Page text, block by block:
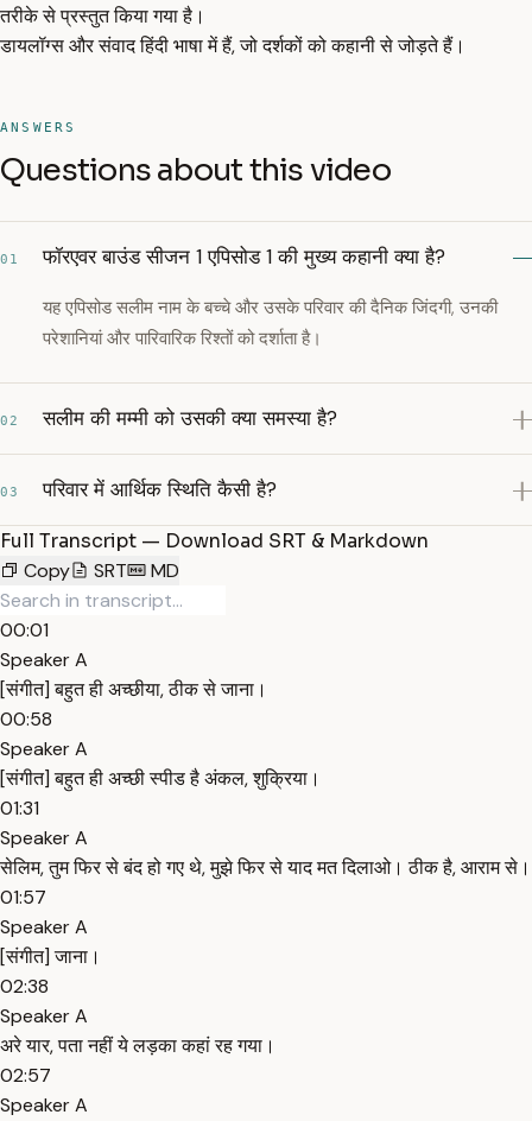
तरीके से प्रस्तुत किया गया है।
डायलॉग्स और संवाद हिंदी भाषा में हैं, जो दर्शकों को कहानी से जोड़ते हैं।
ANSWERS
Questions about this video
01 फॉरएवर बाउंड सीजन 1 एपिसोड 1 की मुख्य कहानी क्या है?
यह एपिसोड सलीम नाम के बच्चे और उसके परिवार की दैनिक जिंदगी, उनकी
परेशानियां और पारिवारिक रिश्तों को दर्शाता है।
02 सलीम की मम्मी को उसकी क्या समस्या है?
03 परिवार में आर्थिक स्थिति कैसी है?
Full Transcript — Download SRT & Markdown
Copy
SRT MD
00:01
Speaker A
[संगीत] बहुत ही अच्छीया, ठीक से जाना।
00:58
Speaker A
[संगीत] बहुत ही अच्छी स्पीड है अंकल, शुक्रिया।
01:31
Speaker A
सेलिम, तुम फिर से बंद हो गए थे, मुझे फिर से याद मत दिलाओ। ठीक है, आराम से।
01:57
Speaker A
[संगीत] जाना।
02:38
Speaker A
अरे यार, पता नहीं ये लड़का कहां रह गया।
02:57
Speaker A